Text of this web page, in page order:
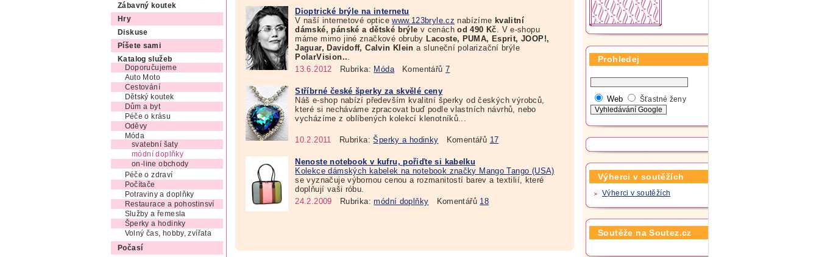
Zábavný koutek
Hry
Diskuse
Píšete sami
Katalog služeb
Doporučujeme
Auto Moto
Cestování
Dětský koutek
Dům a byt
Péče o krásu
Oděvy
Móda
svatební šaty
módní doplňky
on-line obchody
Péče o zdraví
Počítače
Potraviny a doplňky
Restaurace a pohostinsví
Služby a řemesla
Šperky a hodinky
Volný čas, hobby, zvířata
Počasí
Dioptrické brýle na internetu
V naší internetové opticewww.123bryle.cz nabízíme kvalitní
dámské, pánské a dětské brýle v cenáchod 490 Kč. V e-shopu
máme mimo jiné značkové obruby Lacoste, PUMA, Esprit, JOOP!,
Jaguar, Davidoff, Calvin Klein a sluneční polarizační brýle
PolarVision...
13.6.2012 Rubrika: MódaKomentářů 7
Stříbrné české šperky za skvělé ceny
Náš e-shop nabízí především kvalitní šperky od českých výrobců,
které si necháváme zpracovat buď podle vlastních návrhů, nebo
vycházíme z oblíbených kolekcí klenotníků...
10.2.2011 Rubrika:Šperky a hodinky Komentářů 17
Nenoste notebook v kufru, pořiďte si kabelku
Kolekce dámských kabelek na notebook značky Mango Tango (USA)
se vyznačuje výbornou cenou a rozmanitostí barev a textilií, které
doplňují vaši róbu.
24.2.2009 Rubrika:módní doplňky Komentářů 18
Prohledej
Web Šťastné ženy
Výherci v soutěžích
Výherci v soutěžích
Soutěže na Soutez.cz